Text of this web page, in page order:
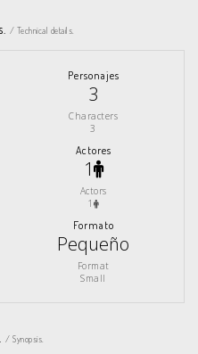
/ Technical details.
Personajes
3
Characters
3
Actores
1
Actors
1
Formato
Pequeño
Format
Small
/ Synopsis.